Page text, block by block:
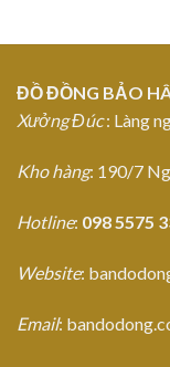
ĐỒ ĐỒNG BẢO
Xưởng Đúc: Làng
Kho hàng: 190/7
Hotline: 098 5575
Website:
Email: